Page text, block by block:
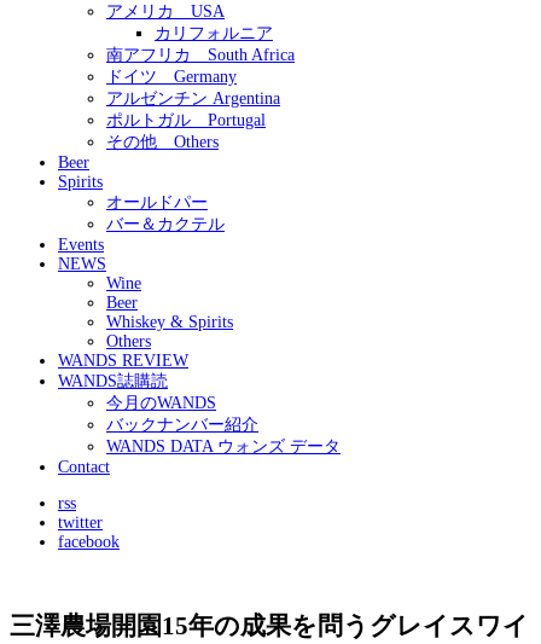
アメリカ USA
カリフォルニア
南アフリカ South Africa
ドイツ Germany
アルゼンチン Argentina
ポルトガル Portugal
その他 Others
Beer
Spirits
オールドパー
バー＆カクテル
Events
NEWS
Wine
Beer
Whiskey & Spirits
Others
WANDS REVIEW
WANDS誌購読
今月のWANDS
バックナンバー紹介
WANDS DATA ウォンズ データ
Contact
rss
twitter
facebook
三澤農場開園15年の成果を問うグレイスワイ